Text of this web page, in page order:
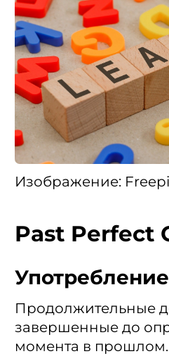
Изображение:
Past Perfect
Употребление
Продолжительные
завершенные до
момента в прошлом.